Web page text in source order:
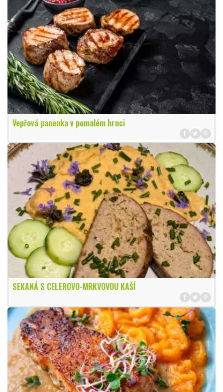
Vepřová panenka v pomalém hrnci
SEKANÁ S CELEROVO-MRKVOVOU KAŠÍ